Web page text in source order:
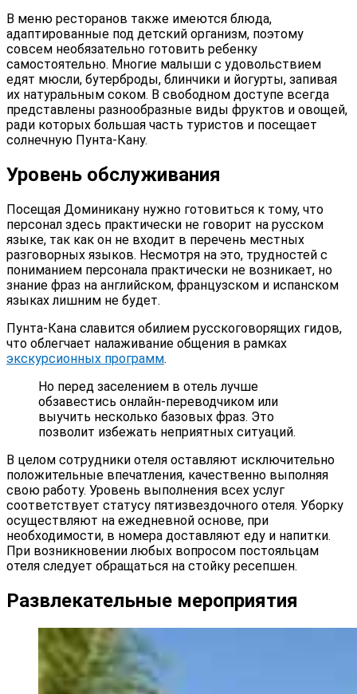
В меню ресторанов также имеются блюда,
адаптированные под детский организм, поэтому
совсем необязательно готовить ребенку
самостоятельно. Многие малыши с удовольствием
едят мюсли, бутерброды, блинчики и йогурты, запивая
их натуральным соком. В свободном доступе всегда
представлены разнообразные виды фруктов и овощей,
ради которых большая часть туристов и посещает
солнечную Пунта-Кану.
Уровень обслуживания
Посещая Доминикану нужно готовиться к тому, что
персонал здесь практически не говорит на русском
языке, так как он не входит в перечень местных
разговорных языков. Несмотря на это, трудностей с
пониманием персонала практически не возникает, но
знание фраз на английском, французском и испанском
языках лишним не будет.
Пунта-Кана славится обилием русскоговорящих гидов,
что облегчает налаживание общения в рамках
экскурсионных программ.
Но перед заселением в отель лучше
обзавестись онлайн-переводчиком или
выучить несколько базовых фраз. Это
позволит избежать неприятных ситуаций.
В целом сотрудники отеля оставляют исключительно
положительные впечатления, качественно выполняя
свою работу. Уровень выполнения всех услуг
соответствует статусу пятизвездочного отеля. Уборку
осуществляют на ежедневной основе, при
необходимости, в номера доставляют еду и напитки.
При возникновении любых вопросом постояльцам
отеля следует обращаться на стойку ресепшен.
Развлекательные мероприятия